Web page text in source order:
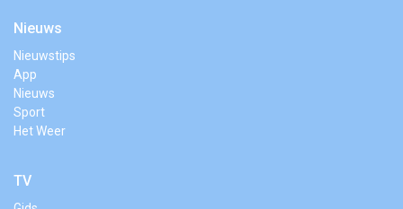
Nieuws
Nieuwstips
App
Nieuws
Sport
Het Weer
TV